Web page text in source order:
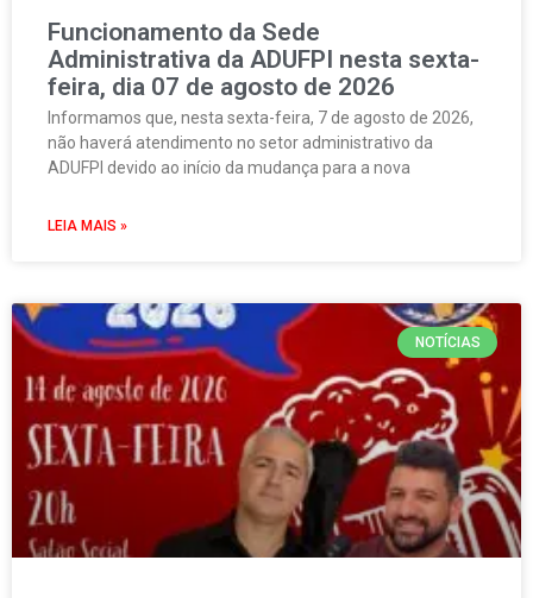
Funcionamento da Sede
Administrativa da ADUFPI nesta sexta-
feira, dia 07 de agosto de 2026
Informamos que, nesta sexta-feira, 7 de agosto de 2026,
não haverá atendimento no setor administrativo da
ADUFPI devido ao início da mudança para a nova
LEIA MAIS »
NOTÍCIAS